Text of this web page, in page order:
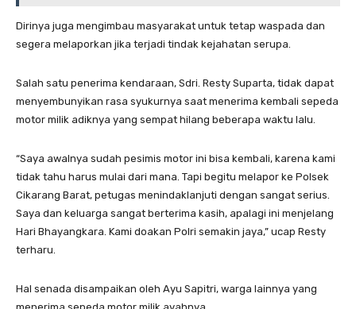
Dirinya juga mengimbau masyarakat untuk tetap waspada dan
segera melaporkan jika terjadi tindak kejahatan serupa.
Salah satu penerima kendaraan, Sdri. Resty Suparta, tidak dapat
menyembunyikan rasa syukurnya saat menerima kembali sepeda
motor milik adiknya yang sempat hilang beberapa waktu lalu.
“Saya awalnya sudah pesimis motor ini bisa kembali, karena kami
tidak tahu harus mulai dari mana. Tapi begitu melapor ke Polsek
Cikarang Barat, petugas menindaklanjuti dengan sangat serius.
Saya dan keluarga sangat berterima kasih, apalagi ini menjelang
Hari Bhayangkara. Kami doakan Polri semakin jaya,” ucap Resty
terharu.
Hal senada disampaikan oleh Ayu Sapitri, warga lainnya yang